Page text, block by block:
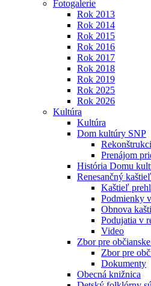
Fotogalerie
Rok 2013
Rok 2014
Rok 2015
Rok 2016
Rok 2017
Rok 2018
Rok 2019
Rok 2025
Rok 2026
Kultúra
Kultúra
Dom kultúry SNP
Prenájom
História Domu
Renesančný kaštieľ
Kaštieľ
Podmienky
Obnova
Podujatia v
Video
Zbor pre
Zbor pre
Dokumenty
Obecná knižnica